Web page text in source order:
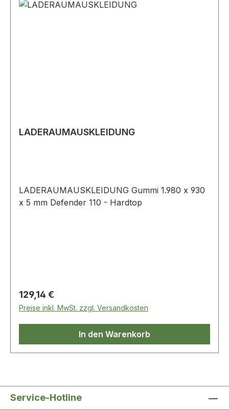
LADERAUMAUSKLEIDUNG
LADERAUMAUSKLEIDUNG Gummi 1.980 x 930
x 5 mm Defender 110 - Hardtop
Regulärer Preis:
129,14 €
Preise inkl. MwSt. zzgl. Versandkosten
In den Warenkorb
Service-Hotline